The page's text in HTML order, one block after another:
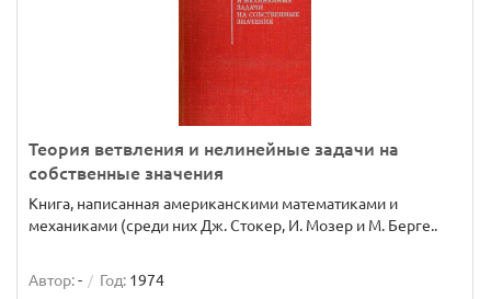
Теория ветвления и нелинейные задачи на
собственные значения
Книга, написанная американскими математиками и
механиками (среди них Дж. Стокер, И. Мозер и М. Берге..
Автор:- Год: 1974